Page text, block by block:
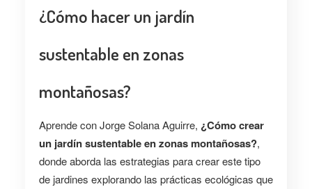
LANDUUM
COLABORADORES
¿Cómo hacer un jardín
sustentable en zonas
montañosas?
Aprende con Jorge Solana Aguirre, ¿Cómo crear
un jardín sustentable en zonas montañosas?,
donde aborda las estrategias para crear este tipo
de jardines explorando las prácticas ecológicas que